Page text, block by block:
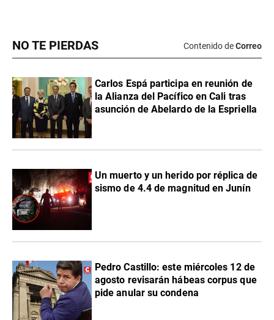
NO TE PIERDAS Contenido deCorreo
Carlos Espá participa en reunión de
la Alianza del Pacífico en Cali tras
asunción de Abelardo de la Espriella
Un muerto y un herido por réplica de
sismo de 4.4 de magnitud en Junín
Pedro Castillo: este miércoles 12 de
agosto revisarán hábeas corpus que
pide anular su condena